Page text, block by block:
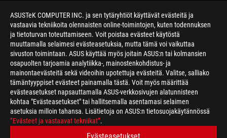
ASUSTeK COMPUTER INC. ja sen tytäryhtiöt käyttävät evästeitä ja
vastaavia tekniikoita olennaisten online-toimintojen, kuten todennuksen
ja tietoturvan toteuttamiseen. Voit poistaa evästeet käytöstä
muuttamalla selaimesi evästeasetuksia, mutta tämä voi vaikuttaa
sivuston toimintaan. ASUS käyttää myös joitain ASUS:n tai kolmansien
osapuolten tarjoamia analytiikka-, mainostenkohdistus- ja
mainontaevästeitä sekä videoihin upotettuja evästeitä. Valitse, salliako
tämäntyyppiset evästeet painamalla tästä. Voit myös määrittää
evästeasetukset napsauttamalla ASUS-verkkosivujen alatunnisteen
kohtaa "Evästeasetukset" tai hallitsemalla asentamasi selaimen
asetuksia milloin tahansa. Lisätietoja on ASUS:n tietosuojakäytännössä
”Evästeet ja vastaavat tekniikat”.
> GAMING NVIDIA
HANKI UUSIMMAT TARJOUKSET JA PALJON MUUTA